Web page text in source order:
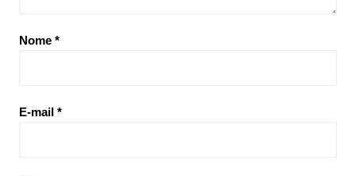
Nome *
E-mail *